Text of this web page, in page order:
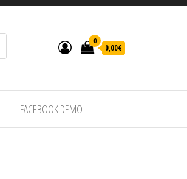
0
0,00€
FACEBOOK DEMO